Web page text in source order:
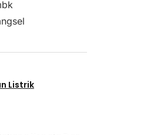
Listrik